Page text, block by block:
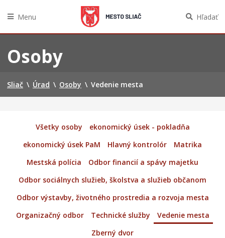
obsah
Menu Hľadať
Osoby
Sliač \ Úrad \ Osoby \ Vedenie mesta
Všetky osoby
ekonomický úsek - pokladňa
ekonomický úsek PaM
Hlavný kontrolór
Matrika
Mestská polícia
Odbor financií a spávy majetku
Odbor sociálnych služieb, školstva a služieb občanom
Odbor výstavby, životného prostredia a rozvoja mesta
Organizačný odbor
Technické služby
Vedenie mesta
Zberný dvor